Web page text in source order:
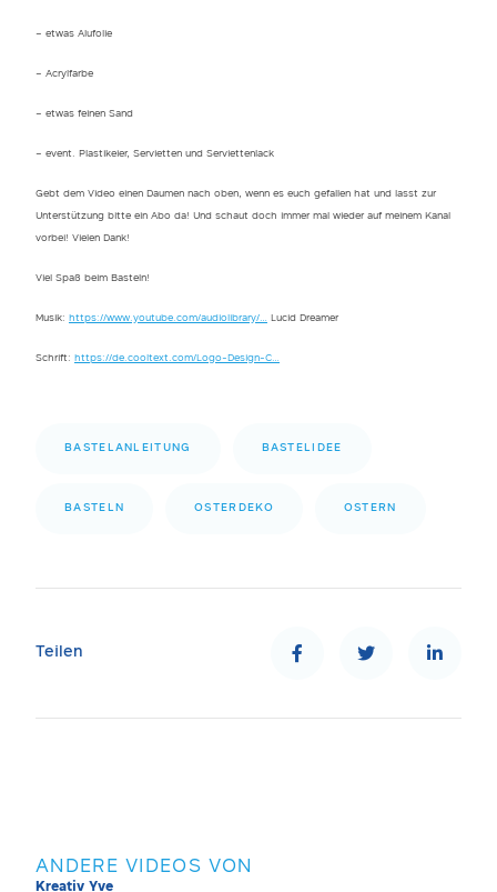
– etwas Alufolie
– Acrylfarbe
– etwas feinen Sand
– event. Plastikeier, Servietten und Serviettenlack
Gebt dem Video einen Daumen nach oben, wenn es euch gefallen hat und lasst zur
Unterstützung bitte ein Abo da! Und schaut doch immer mal wieder auf meinem Kanal
vorbei! Vielen Dank!
Viel Spaß beim Basteln!
Musik: https://www.youtube.com/audiolibrary/… Lucid Dreamer
Schrift: https://de.cooltext.com/Logo-Design-C…
BASTELANLEITUNG BASTELIDEE
BASTELN OSTERDEKO OSTERN
Teilen
ANDERE VIDEOS VON
Kreativ Yve